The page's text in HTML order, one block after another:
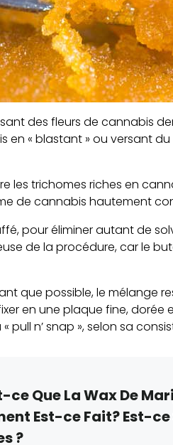
des fleurs de cannabis
en « blastant » ou versant
les trichomes riches en
de cannabis hautement
pour éliminer autant de
de la procédure, car le
que possible, le mélange
en une plaque fine, dorée
pull n’ snap », selon sa
ce Que La Wax De
Est-ce Fait? Est-ce
?